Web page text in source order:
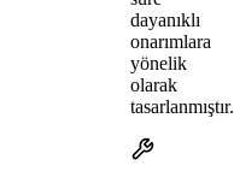
dayanıklı
onarımlara
yönelik
olarak
tasarlanmıştır.